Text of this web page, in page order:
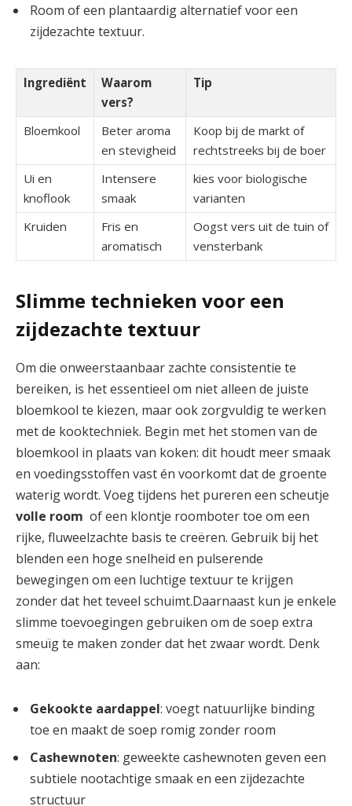
Room of een plantaardig alternatief voor een
zijdezachte textuur.
Ingrediënt
Waarom
vers?
Tip
Bloemkool
Beter aroma
en stevigheid
Koop bij de markt of
rechtstreeks⁤ bij de boer
Ui en​
knoflook
Intensere
smaak
kies voor⁢ biologische
varianten
Kruiden
Fris en
aromatisch
Oogst vers uit de tuin of⁤
vensterbank
Slimme technieken voor een
⁤zijdezachte textuur
Om‌ die onweerstaanbaar zachte consistentie te
bereiken, is het essentieel om ​niet alleen de juiste
bloemkool te kiezen, ⁣maar ook zorgvuldig te werken
met de kooktechniek. ​Begin ⁤met het‍ stomen van de
bloemkool⁣ in plaats ‍van koken: dit​ houdt meer smaak
en ‍voedingsstoffen vast én ⁣voorkomt⁣ dat de groente
waterig wordt. Voeg tijdens het pureren een ‍scheutje
volle room ⁣ of een klontje roomboter toe om een
rijke, fluweelzachte basis‌ te⁢ creëren. Gebruik ⁣bij het
blenden een hoge snelheid en ⁢pulserende
bewegingen om‌ een ⁤luchtige⁣ textuur te krijgen
zonder dat het teveel schuimt.Daarnaast kun ⁣je enkele
slimme toevoegingen gebruiken om de soep extra ​
smeuïg te maken zonder dat het zwaar wordt. Denk
aan:
Gekookte aardappel: voegt natuurlijke binding
toe en ⁣maakt de soep romig⁢ zonder room
Cashewnoten: geweekte‍ cashewnoten geven een
subtiele nootachtige ‍smaak en​ een zijdezachte
structuur